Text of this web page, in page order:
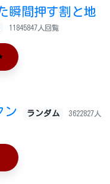
瞬間押す割と地
11845847人回覧
ン ランダム 3622827人